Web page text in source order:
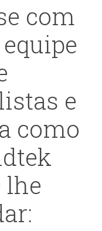
com
e
como
lhe